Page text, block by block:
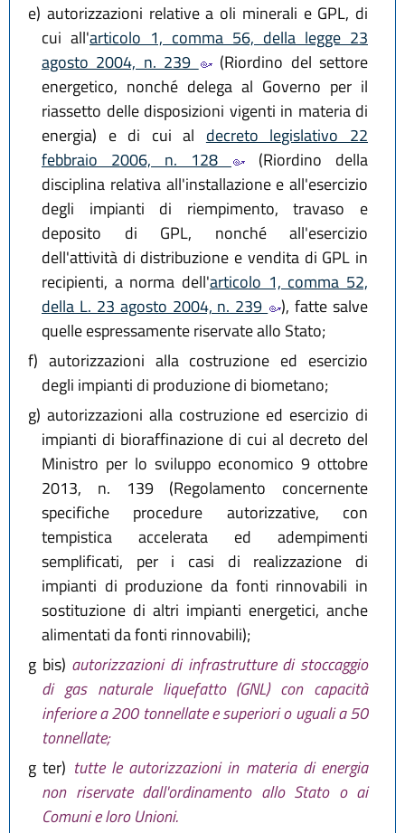
e) autorizzazioni relative a oli minerali e GPL, di
cui all'articolo 1, comma 56, della legge 23
agosto 2004, n. 239
(Riordino del settore
energetico, nonché delega al Governo per il
riassetto delle disposizioni vigenti in materia di
energia) e di cui al decreto legislativo 22
febbraio 2006, n. 128
(Riordino della
disciplina relativa all'installazione e all'esercizio
degli impianti di riempimento, travaso e
deposito di GPL, nonché all'esercizio
dell'attività di distribuzione e vendita di GPL in
recipienti, a norma dell'articolo 1, comma 52,
della L. 23 agosto 2004, n. 239
), fatte salve
quelle espressamente riservate allo Stato;
f) autorizzazioni alla costruzione ed esercizio
degli impianti di produzione di biometano;
g) autorizzazioni alla costruzione ed esercizio di
impianti di bioraffinazione di cui al decreto del
Ministro per lo sviluppo economico 9 ottobre
2013, n. 139 (Regolamento concernente
specifiche procedure autorizzative, con
tempistica accelerata ed adempimenti
semplificati, per i casi di realizzazione di
impianti di produzione da fonti rinnovabili in
sostituzione di altri impianti energetici, anche
alimentati da fonti rinnovabili);
g bis) autorizzazioni di infrastrutture di stoccaggio
di gas naturale liquefatto (GNL) con capacità
inferiore a 200 tonnellate e superiori o uguali a 50
tonnellate;
g ter) tutte le autorizzazioni in materia di energia
non riservate dall'ordinamento allo Stato o ai
Comuni e loro Unioni.